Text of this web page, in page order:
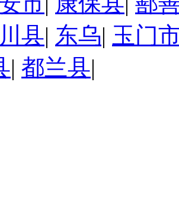
县| 东乌| 玉门
| 都兰县|